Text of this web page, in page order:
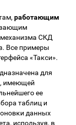
работающим
СКД
Все примеры
«Такси».
для
имеющей
ее
таблиц и
данных
используя, в